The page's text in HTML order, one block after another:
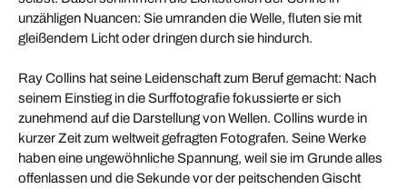
unzähligen Nuancen: Sie umranden die Welle, fluten sie mit
gleißendem Licht oder dringen durch sie hindurch.
Ray Collins hat seine Leidenschaft zum Beruf gemacht: Nach
seinem Einstieg in die Surffotografie fokussierte er sich
zunehmend auf die Darstellung von Wellen. Collins wurde in
kurzer Zeit zum weltweit gefragten Fotografen. Seine Werke
haben eine ungewöhnliche Spannung, weil sie im Grunde alles
offenlassen und die Sekunde vor der peitschenden Gischt